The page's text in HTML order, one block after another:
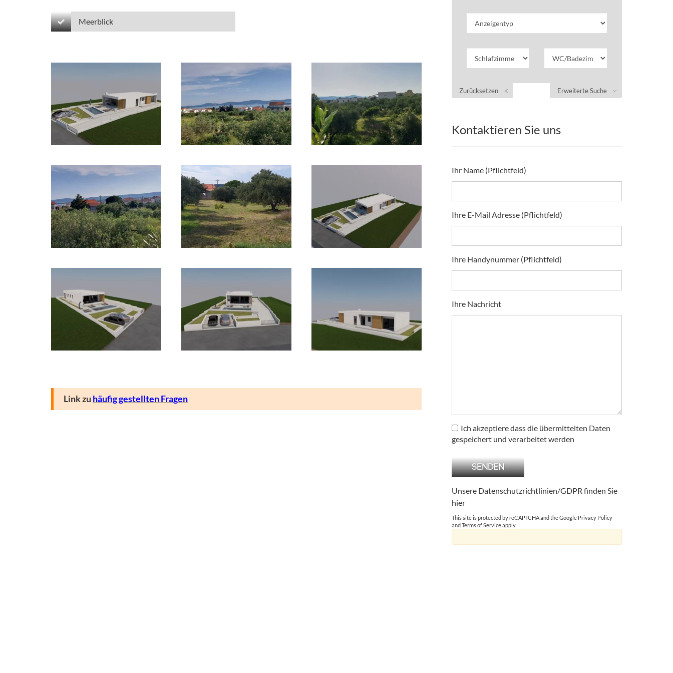
Meerblick
Link zu häufig gestellten Fragen
Erweiterte Suche
Zurücksetzen
Kontaktieren Sie uns
Ihr Name (Pflichtfeld)
Ihre E-Mail Adresse (Pflichtfeld)
Ihre Handynummer (Pflichtfeld)
Ihre Nachricht
Ich akzeptiere dass die übermittelten Daten
gespeichert und verarbeitet werden
Unsere Datenschutzrichtlinien/GDPR finden Sie
hier
This site is protected by reCAPTCHA and the Google Privacy Policy
andTerms of Serviceapply.